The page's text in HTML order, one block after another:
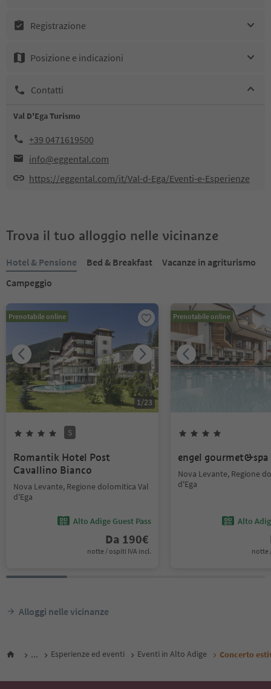
Registrazione
Posizione e indicazioni
Contatti
Val D'Ega Turismo
+39 0471619500
info@eggental.com
https://eggental.com/it/Val-d-Ega/Eventi-e-Esperienze
Trova il tuo alloggio nelle vicinanze
Hotel & Pensione Bed & Breakfast
Vacanze in agriturismo
Campeggio
Prenotabile online
1/23
S
Romantik Hotel Post
Cavallino Bianco
Nova Levante, Regione dolomitica Val
d'Ega
Alto Adige Guest Pass
Da 190€
notte / ospiti IVA incl.
Prenotabile online
engel gourmet&spa
Nova Levante, Regione
d'Ega
Alto
notte
Alloggi nelle vicinanze
... Esperienze ed eventi Eventi in Alto Adige Concerto